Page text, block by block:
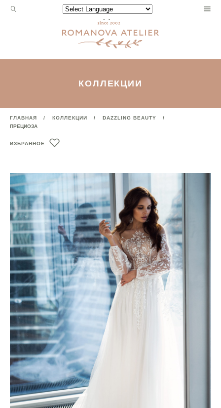
Запрос
Powered by
КОЛЛЕКЦИИ
ГЛАВНАЯ КОЛЛЕКЦИИ
DAZZLING BEAUTY
ПРЕЦИОЗА
ИЗБРАННОЕ